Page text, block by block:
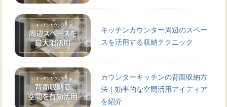
キッチンカウンター周辺のスペー
スを活用する収納テクニック
カウンターキッチンの背面収納方
法｜効率的な空間活用アイディア
を紹介